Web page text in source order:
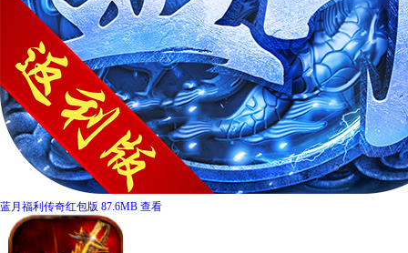
蓝月福利传奇红包版 87.6MB 查看